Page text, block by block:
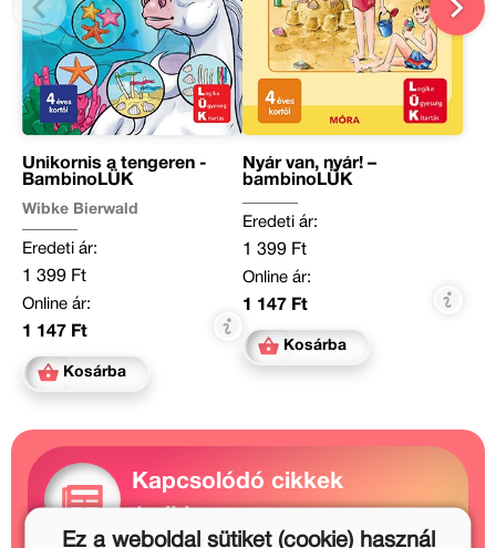
Unikornis a tengeren -
BambinoLÜK
Wibke Bierwald
Eredeti ár:
1 399 Ft
Online ár:
1 147 Ft
Kosárba
Nyár van, nyár! –
bambinoLÜK
Eredeti ár:
1 399 Ft
Online ár:
1 147 Ft
Kosárba
Kapcsolódó cikkek
Ez a weboldal sütiket (cookie) használ